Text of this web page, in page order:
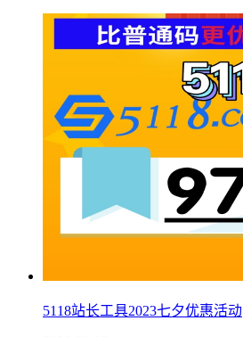
5118站长工具2023七夕优惠活动